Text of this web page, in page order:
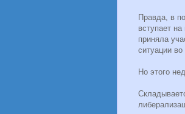
Правда, в
вступает
приняла
ситуации
Но этого